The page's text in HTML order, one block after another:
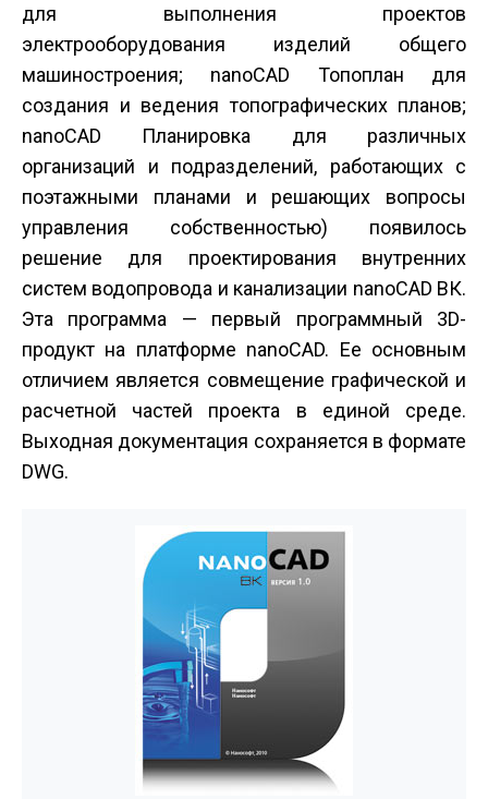
для выполнения проектов
электрооборудования изделий общего
машиностроения; nanoCAD Топоплан для
создания и ведения топографических планов;
nanoCAD Планировка для различных
организаций и подразделений, работающих с
поэтажными планами и решающих вопросы
управления собственностью) появилось
решение для проектирования внутренних
систем водопровода и канализации nanoCAD ВК.
Эта программа — первый программный 3D-
продукт на платформе nanoCAD. Ее основным
отличием является совмещение графической и
расчетной частей проекта в единой среде.
Выходная документация сохраняется в формате
DWG.